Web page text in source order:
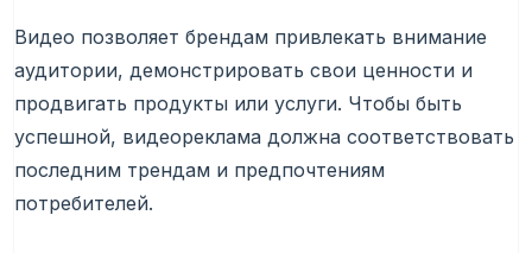
Видео позволяет брендам привлекать внимание
аудитории, демонстрировать свои ценности и
продвигать продукты или услуги. Чтобы быть
успешной, видеореклама должна соответствовать
последним трендам и предпочтениям
потребителей.